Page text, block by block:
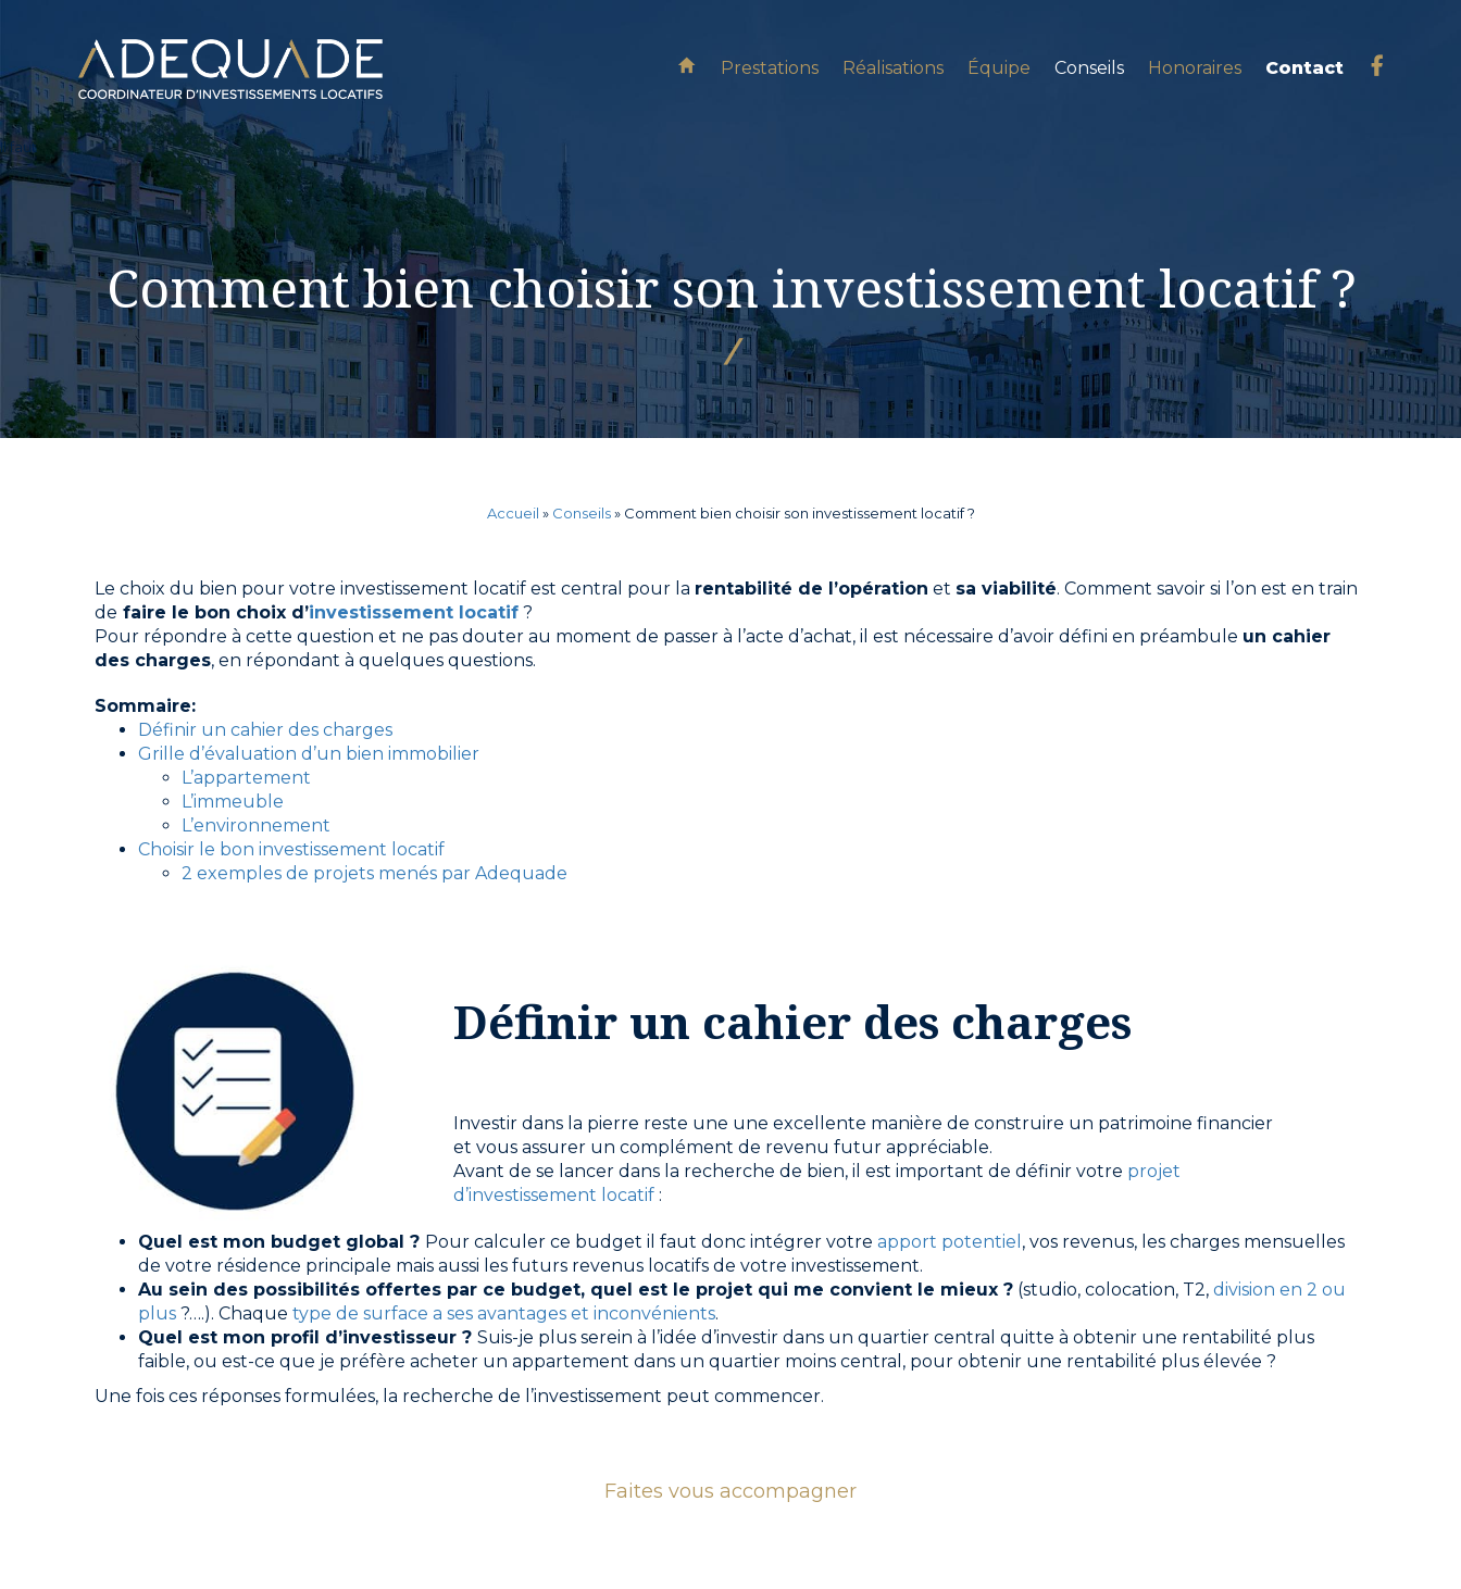
Prestations Réalisations Équipe Conseils Honoraires Contact
Il faut
Comment bien choisir son investissement locatif ?
/
Accueil » Conseils» Comment bien choisir son investissement locatif ?
Le choix du bien pour votre investissement locatif est central pour la rentabilité de l’opération et sa viabilité. Comment savoir si l’on est en train
de faire le bon choix d’investissement locatif ?
Pour répondre à cette question et ne pas douter au moment de passer à l’acte d’achat, il est nécessaire d’avoir défini en préambule un cahier
des charges, en répondant à quelques questions.
Sommaire:
Définir un cahier des charges
Grille d’évaluation d’un bien immobilier
L’appartement
L’immeuble
L’environnement
Choisir le bon investissement locatif
2 exemples de projets menés par Adequade
Définir un cahier des charges
Investir dans la pierre reste une une excellente manière de construire un patrimoine financier
et vous assurer un complément de revenu futur appréciable.
Avant de se lancer dans la recherche de bien, il est important de définir votre projet
d’investissement locatif :
Quel est mon budget global ? Pour calculer ce budget il faut donc intégrer votre apport potentiel , vos revenus, les charges mensuelles
de votre résidence principale mais aussi les futurs revenus locatifs de votre investissement.
Au sein des possibilités offertes par ce budget, quel est le projet qui me convient le mieux ? (studio, colocation, T2, division en 2 ou
plus ?….). Chaque type de surface a ses avantages et inconvénients.
Quel est mon profil d’investisseur ? Suis-je plus serein à l’idée d’investir dans un quartier central quitte à obtenir une rentabilité plus
faible, ou est-ce que je préfère acheter un appartement dans un quartier moins central, pour obtenir une rentabilité plus élevée ?
Une fois ces réponses formulées, la recherche de l’investissement peut commencer.
Faites vous accompagner